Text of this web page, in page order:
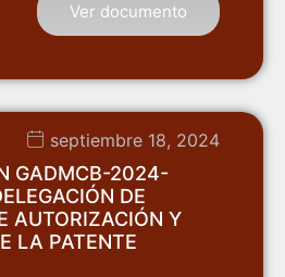
Ver documento
septiembre 18, 2024
GADMCB-2024-
DE
AUTORIZACIÓN Y
LA PATENTE